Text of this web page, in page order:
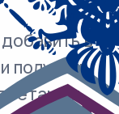
в
получить
и